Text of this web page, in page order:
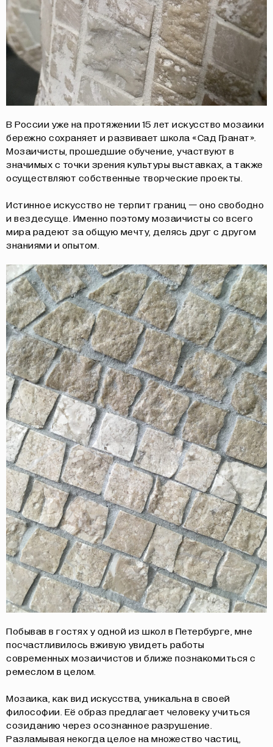
В России уже на протяжении 15 лет искусство мозаики
бережно сохраняет и развивает школа «Сад Гранат».
Мозаичисты, прошедшие обучение, участвуют в
значимых с точки зрения культуры выставках, а также
осуществляют собственные творческие проекты.
Истинное искусство не терпит границ — оно свободно
и вездесуще. Именно поэтому мозаичисты со всего
мира радеют за общую мечту, делясь друг с другом
знаниями и опытом.
Побывав в гостях у одной из школ в Петербурге, мне
посчастливилось вживую увидеть работы
современных мозаичистов и ближе познакомиться с
ремеслом в целом.
Мозаика, как вид искусства, уникальна в своей
философии. Её образ предлагает человеку учиться
созиданию через осознанное разрушение.
Разламывая некогда целое на множество частиц,